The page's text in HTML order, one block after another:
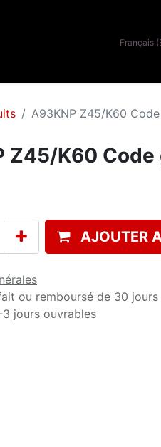
Français
A93KNP Z45/K60
Z45/K60
AJOUTER
ou remboursé de 30 jours
jours ouvrables